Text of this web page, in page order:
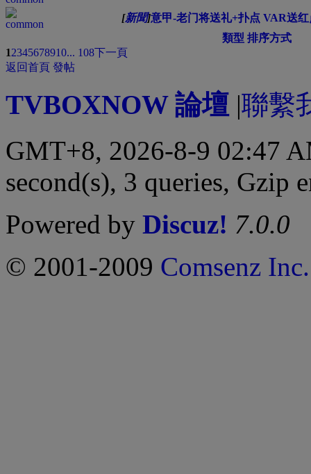
[新聞]意甲-老门将送礼+扑点 VAR送
類型 排序方式
12345678910... 108下一頁
返回首頁 發帖
TVBOXNOW 論壇 |聯繫
GMT+8, 2026-8-9 02:47
second(s), 3 queries, Gzip
Powered by Discuz! 7.0.0
© 2001-2009 Comsenz Inc.